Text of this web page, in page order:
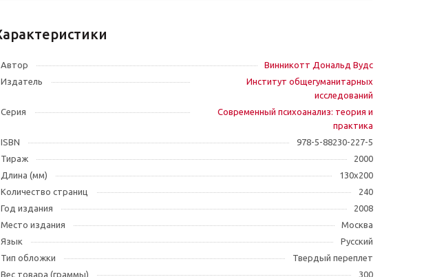
Автор
Винникотт Дональд Вудс
Издатель
Институт общегуманитарных
исследований
Серия
Современный психоанализ: теория и
практика
ISBN
978-5-88230-227-5
Тираж
2000
Длина (мм)
130х200
Количество страниц
240
Год издания
2008
Место издания
Москва
Язык
Русский
Тип обложки
Твердый переплет
Вес товара (граммы)
300